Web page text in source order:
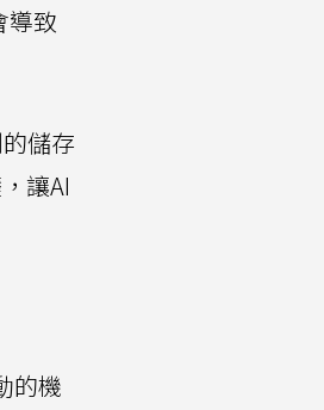
導致
儲存
讓AI
的機